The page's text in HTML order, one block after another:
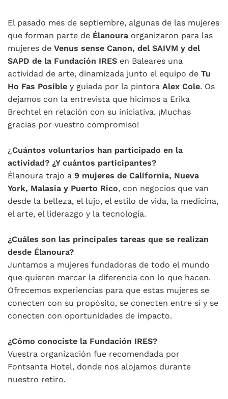
El pasado mes de septiembre, algunas de las mujeres
que forman parte de Élanoura organizaron para las
mujeres de Venus sense Canon, del SAIVM y del
SAPD de la Fundación IRES en Baleares una
actividad de arte, dinamizada junto el equipo de Tu
Ho Fas Posible y guiada por la pintora Alex Cole. Os
dejamos con la entrevista que hicimos a Erika
Brechtel en relación con su iniciativa. ¡Muchas
gracias por vuestro compromiso!
¿Cuántos voluntarios han participado en la
actividad? ¿Y cuántos participantes?
Élanoura trajo a 9 mujeres de California, Nueva
York, Malasia y Puerto Rico, con negocios que van
desde la belleza, el lujo, el estilo de vida, la medicina,
el arte, el liderazgo y la tecnología.
¿Cuáles son las principales tareas que se realizan
desde Élanoura?
Juntamos a mujeres fundadoras de todo el mundo
que quieren marcar la diferencia con lo que hacen.
Ofrecemos experiencias para que estas mujeres se
conecten con su propósito, se conecten entre sí y se
conecten con oportunidades de impacto.
¿Cómo conociste la Fundación IRES?
Vuestra organización fue recomendada por
Fontsanta Hotel, donde nos alojamos durante
nuestro retiro.